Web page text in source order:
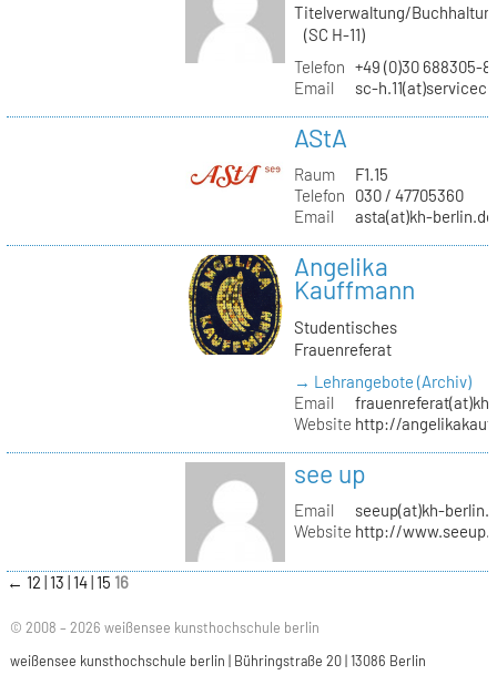
Titelverwaltung/
(SC H-11)
Telefon +49 (0)30 688305-
Email
sc-
AStA
Raum
F1.15
Telefon
030 / 47705360
Email
asta(at)kh-berlin.de
Angelika
Kauffmann
Studentisches
Frauenreferat
→ Lehrangebote (Archiv)
Email
Website http://
see up
Email
seeup(at)kh-
Website http://
← 12 13 14 15 16
© 2008 – 2026 weißensee kunsthochschule berlin
weißensee kunsthochschule berlin | Bühringstraße 20 | 13086 Berlin